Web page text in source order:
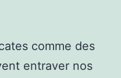
comme des
entraver nos